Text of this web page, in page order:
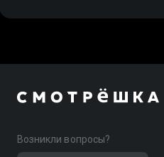
Возникли вопросы?